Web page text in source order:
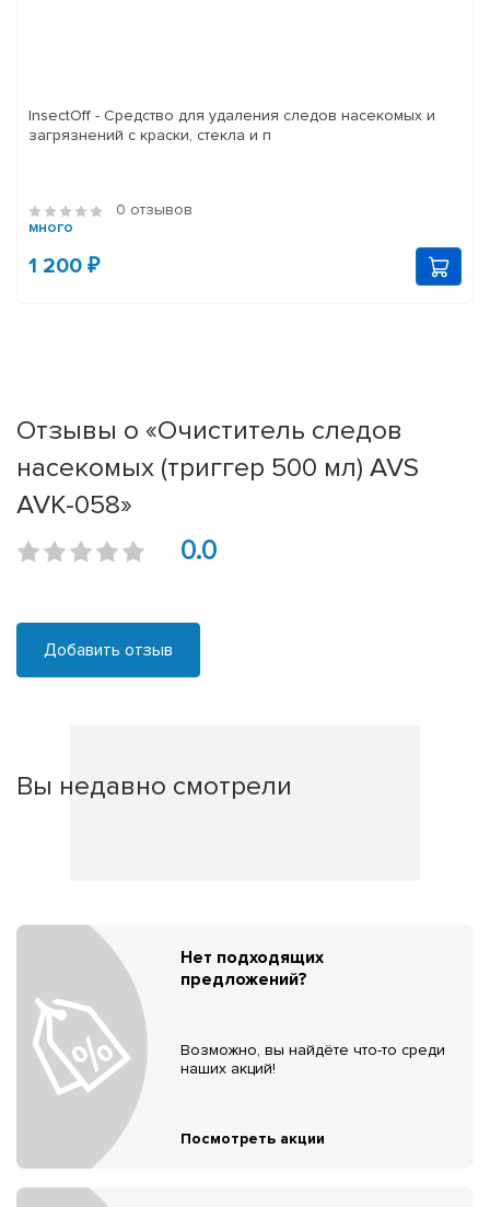
InsectOff - Средство для удаления следов насекомых и
загрязнений с краски, стекла и п
0 отзывов
много
1 200 ₽
Отзывы о «Очиститель следов
насекомых (триггер 500 мл) AVS
AVK-058»
0.0
Добавить отзыв
Вы недавно смотрели
Нет подходящих
предложений?
Возможно, вы найдёте что-то среди
наших акций!
Посмотреть акции